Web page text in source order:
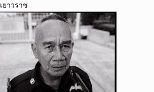
ยาวราช